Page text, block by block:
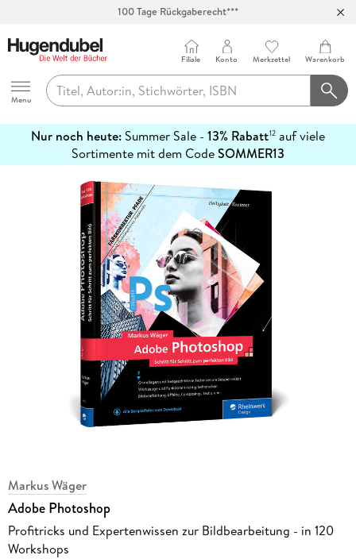
100 Tage Rückgaberecht***
Hugendubel
Menu
Filiale Konto Merkzettel Warenkorb
Nur noch heute: Summer Sale - 13% Rabatt12 auf viele
Sortimente mit dem CodeSOMMER13
erfahren
Markus Wäger
Adobe Photoshop
Profitricks und Expertenwissen zur Bildbearbeitung - in 120
Workshops